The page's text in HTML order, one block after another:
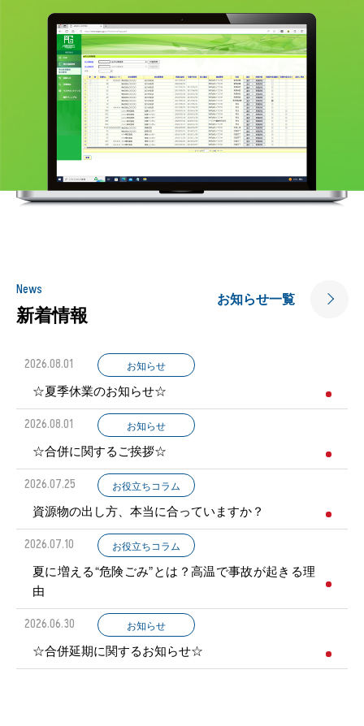
News
新着情報
お知らせ一覧
2026.08.01 お知らせ
☆夏季休業のお知らせ☆
2026.08.01 お知らせ
☆合併に関するご挨拶☆
2026.07.25 お役立ちコラム
資源物の出し方、本当に合っていますか？
2026.07.10 お役立ちコラム
夏に増える“危険ごみ”とは？高温で事故が起きる理
由
2026.06.30 お知らせ
☆合併延期に関するお知らせ☆